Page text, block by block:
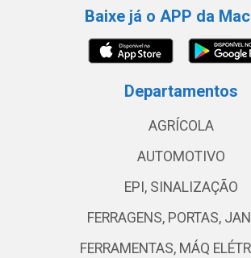
Baixe já o APP da
Departamentos
AGRÍCOLA
AUTOMOTIVO
EPI, SINALIZAÇÃO
FERRAGENS, PORTAS,
FERRAMENTAS, MÁQ